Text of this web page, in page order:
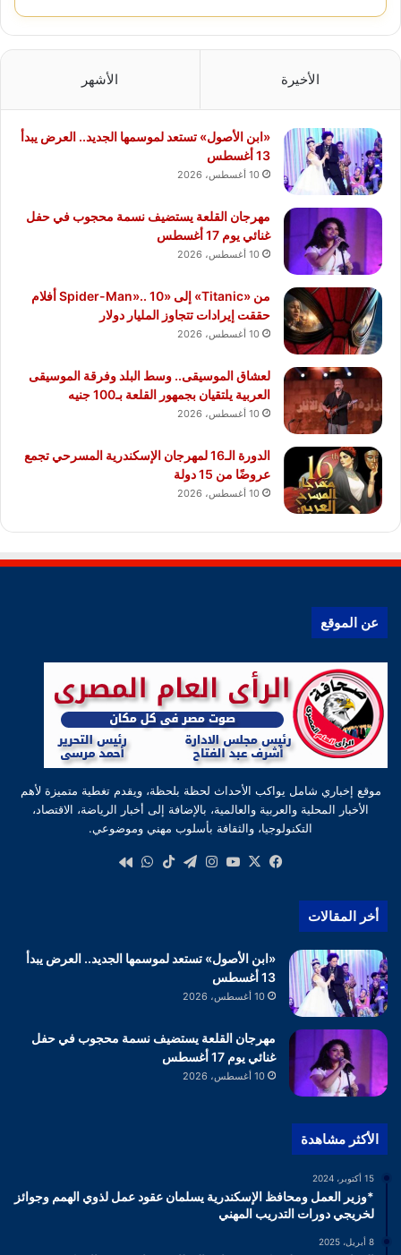
الأخيرة الأشهر
«ابن الأصول» تستعد لموسمها الجديد.. العرض يبدأ
13 أغسطس
10 أغسطس، 2026
مهرجان القلعة يستضيف نسمة محجوب في حفل
غنائي يوم 17 أغسطس
10 أغسطس، 2026
من «Titanic» إلى «Spider-Man».. 10 أفلام
حققت إيرادات تتجاوز المليار دولار
10 أغسطس، 2026
لعشاق الموسيقى.. وسط البلد وفرقة الموسيقى
العربية يلتقيان بجمهور القلعة بـ100 جنيه
10 أغسطس، 2026
الدورة الـ16 لمهرجان الإسكندرية المسرحي تجمع
عروضًا من 15 دولة
10 أغسطس، 2026
عن الموقع
موقع إخباري شامل يواكب الأحداث لحظة بلحظة، ويقدم تغطية متميزة لأهم
الأخبار المحلية والعربية والعالمية، بالإضافة إلى أخبار الرياضة، الاقتصاد،
التكنولوجيا، والثقافة بأسلوب مهني وموضوعي.
فيسبوك
‫X
‫YouTube
انستقرام
تيلقرام‫TikTokواتساب
أخر المقالات
«ابن الأصول» تستعد لموسمها الجديد.. العرض يبدأ
13 أغسطس
10 أغسطس، 2026
مهرجان القلعة يستضيف نسمة محجوب في حفل
غنائي يوم 17 أغسطس
10 أغسطس، 2026
الأكثر مشاهدة
15 أكتوبر، 2024
*وزير العمل ومحافظ الإسكندرية يسلمان عقود عمل لذوي الهمم وجوائز
لخريجي دورات التدريب المهني
8 أبريل، 2025